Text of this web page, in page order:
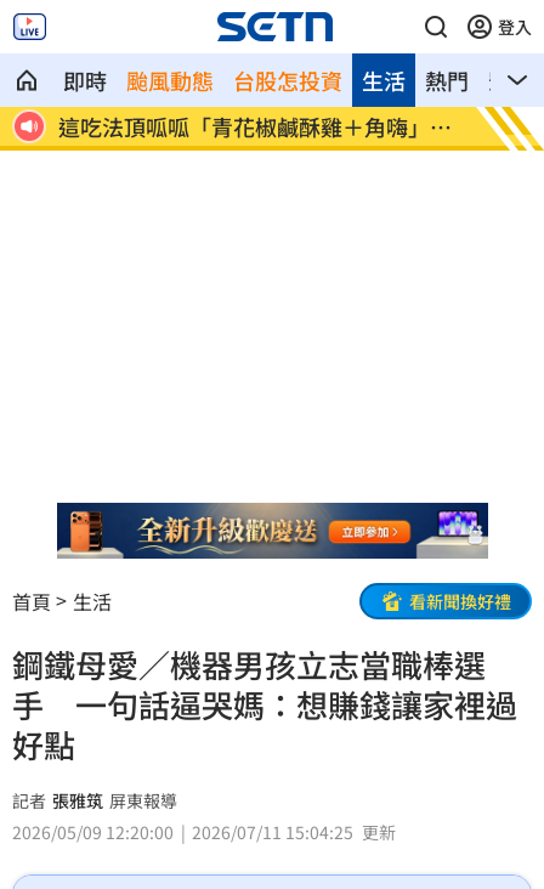
登入
即時 颱風動態 台股怎投資 熱門 影音
生活
鎮
這吃法頂呱呱「青花椒鹹酥雞＋角嗨」開
賣
韓股
首頁 生活 看新聞換好禮
鋼鐵母愛／機器男孩立志當職棒選
手 一句話逼哭媽：想賺錢讓家裡過
好點
記者 張雅筑 屏東報導
2026/05/09 12:20:00
2026/07/11 15:04:25 更新